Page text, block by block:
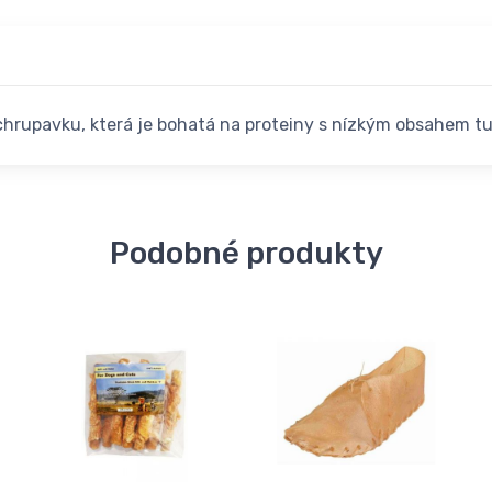
která je bohatá na proteiny s nízkým obsahem
Podobné produkty